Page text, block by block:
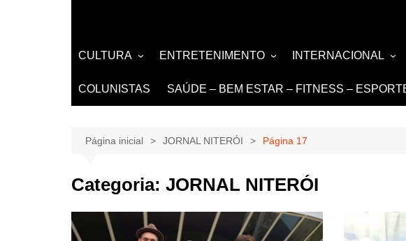
CULTURA
LITERATURA
LIVROS
INTERNET
ENTRETENIMENTO
MÚSICA
EVENTOS E SHOWS
INTERNACIONAL
NOTÍCIA
DESIGN e
COLUNISTAS SAÚDE – BEM ESTAR – FITNESS –
Página inicial JORNAL NITERÓI Página 17
Categoria: JORNAL NITERÓI